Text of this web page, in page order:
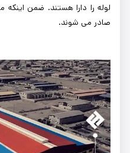
صادر می شوند.